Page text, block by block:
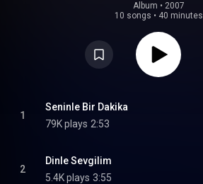
Album • 2007
10 songs • 40 minutes
1
Seninle Bir Dakika
79K plays 2:53
2
Dinle Sevgilim
5.4K plays 3:55